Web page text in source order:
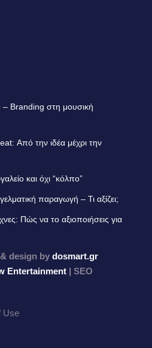
Branding στη μουσική
Από την ιδέα μέχρι την
και όχι “κόλπο”
παραγωγή – Τι αξίζει;
Πώς να το αξιοποιήσεις για
design bydosmart.gr
Entertainment | SEO
Use